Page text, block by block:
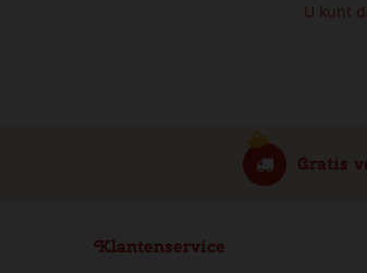
U kunt
Gratis
Klantenservice